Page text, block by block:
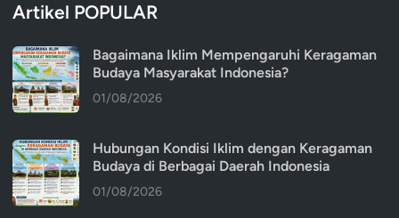
Artikel POPULAR
Bagaimana Iklim Mempengaruhi Keragaman
Budaya Masyarakat Indonesia?
01/08/2026
Hubungan Kondisi Iklim dengan Keragaman
Budaya di Berbagai Daerah Indonesia
01/08/2026